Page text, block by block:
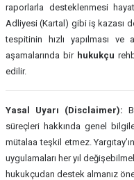
raporlarla desteklenmesi
Adliyesi (Kartal) gibi iş kazası
tespitinin hızlı yapılması
aşamalarında bir hukukçu
edilir.
Yasal Uyarı (Disclaimer):
süreçleri hakkında genel
mütalaa teşkil etmez.
uygulamaları her yıl
hukukçudan destek almanız